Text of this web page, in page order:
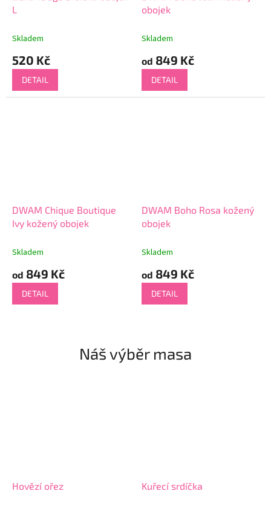
L
Skladem
520 Kč
DETAIL
obojek
Skladem
od 849 Kč
DETAIL
DWAM Chique Boutique
Ivy kožený obojek
Skladem
od 849 Kč
DETAIL
DWAM Boho Rosa kožený
obojek
Skladem
od 849 Kč
DETAIL
Náš výběr masa
Hovězí ořez Kuřecí srdíčka